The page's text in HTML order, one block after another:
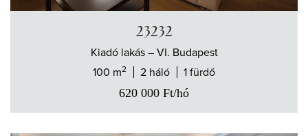
23232
Kiadó lakás – VI. Budapest
100 m2 2 háló 1 fürdő
620 000 Ft/hó